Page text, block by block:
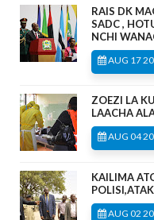
RAIS DK
SADC ,
NCHI
AUG 17
ZOEZI LA
LAACHA
AUG 04
KAILIMA
AUG 02